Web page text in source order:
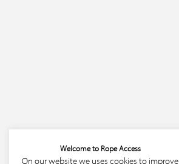
Welcome to Rope Access
On our website we uses cookies to improve